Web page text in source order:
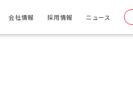
会社情報 採用情報 ニュース